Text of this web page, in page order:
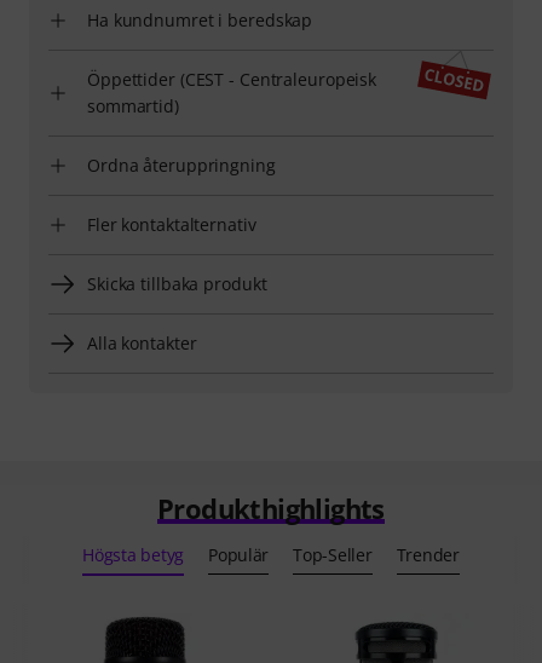
Ha kundnumret i beredskap
Öppettider (CEST - Centraleuropeisk
sommartid)
Ordna återuppringning
Fler kontaktalternativ
Skicka tillbaka produkt
Alla kontakter
Produkthighlights
Högsta betyg Populär Top-Seller Trender